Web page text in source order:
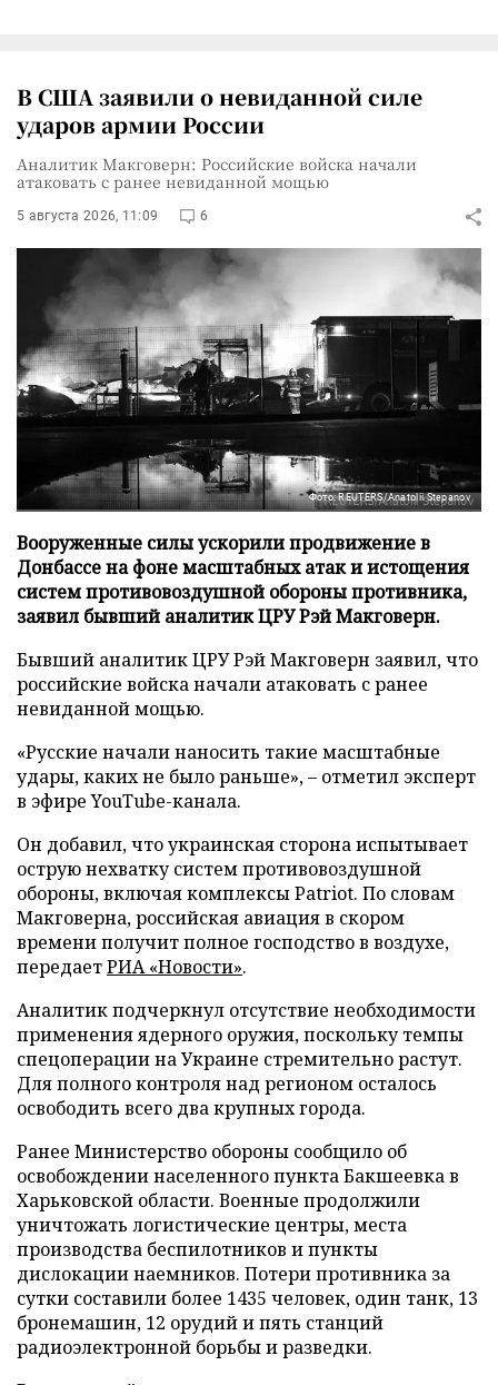
В США заявили о невиданной силе
ударов армии России
Аналитик Макговерн: Российские войска начали
атаковать с ранее невиданной мощью
5 августа 2026, 11:09 6
Фото: REUTERS/Anatolii Stepanov
Вооруженные силы ускорили продвижение в
Донбассе на фоне масштабных атак и истощения
систем противовоздушной обороны противника,
заявил бывший аналитик ЦРУ Рэй Макговерн.
Бывший аналитик ЦРУ Рэй Макговерн заявил, что
российские войска начали атаковать с ранее
невиданной мощью.
«Русские начали наносить такие масштабные
удары, каких не было раньше», – отметил эксперт
в эфире YouTube-канала.
Он добавил, что украинская сторона испытывает
острую нехватку систем противовоздушной
обороны, включая комплексы Patriot. По словам
Макговерна, российская авиация в скором
времени получит полное господство в воздухе,
передаетРИА «Новости».
Аналитик подчеркнул отсутствие необходимости
применения ядерного оружия, поскольку темпы
спецоперации на Украине стремительно растут.
Для полного контроля над регионом осталось
освободить всего два крупных города.
Ранее Министерство обороны сообщило об
освобождении населенного пункта Бакшеевка в
Харьковской области. Военные продолжили
уничтожать логистические центры, места
производства беспилотников и пункты
дислокации наемников. Потери противника за
сутки составили более 1435 человек, один танк, 13
бронемашин, 12 орудий и пять станций
радиоэлектронной борьбы и разведки.